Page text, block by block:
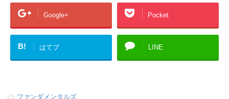
Google+ Pocket
B! はてブ LINE
-ファンダメンタルズ